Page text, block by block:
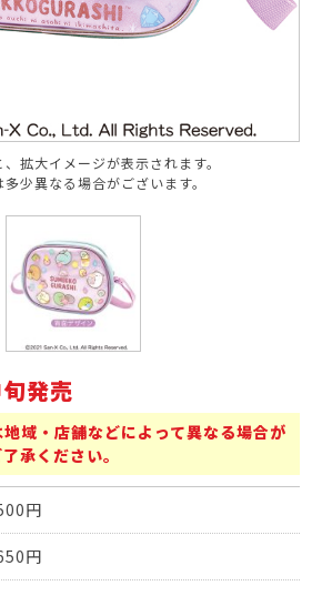
拡大イメージが表示されます。
少異なる場合がございます。
発売
域・店舗などによって異なる場合が
承ください。
円
円